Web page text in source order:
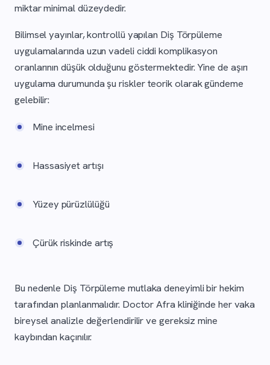
miktar minimal düzeydedir.
Bilimsel yayınlar, kontrollü yapılan Diş Törpüleme
uygulamalarında uzun vadeli ciddi komplikasyon
oranlarının düşük olduğunu göstermektedir. Yine de aşırı
uygulama durumunda şu riskler teorik olarak gündeme
gelebilir:
Mine incelmesi
Hassasiyet artışı
Yüzey pürüzlülüğü
Çürük riskinde artış
Bu nedenle Diş Törpüleme mutlaka deneyimli bir hekim
tarafından planlanmalıdır. Doctor Afra kliniğinde her vaka
bireysel analizle değerlendirilir ve gereksiz mine
kaybından kaçınılır.